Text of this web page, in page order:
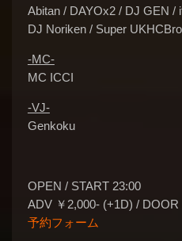
Abitan / DAYOx2 / DJ GEN /
DJ Noriken / Super
-MC-
MC ICCI
-VJ-
Genkoku
OPEN / START 23:00
ADV ￥2,000- (+1D) / DOOR
予約フォーム